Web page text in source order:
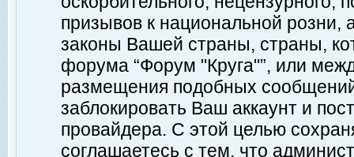
призывов к национальной
законы Вашей страны, страны,
форума “Форум "Круга"”, или
размещения подобных
заблокировать Ваш аккаунт и
провайдера. С этой целью
соглашаетесь с тем, что